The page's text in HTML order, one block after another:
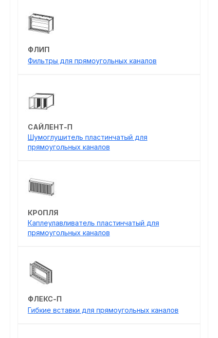
ФЛИП
Фильтры для прямоугольных каналов
САЙЛЕНТ-П
Шумоглушитель пластинчатый для
прямоугольных каналов
КРОПЛЯ
Каплеулавливатель пластинчатый для
прямоугольных каналов
ФЛЕКС-П
Гибкие вставки для прямоугольных каналов